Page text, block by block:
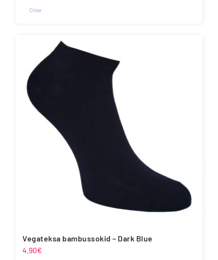
Clear
varianti.
Valikuid
saab
teha
tootelehel.
Vegateksa bambussokid – Dark Blue
4.90€